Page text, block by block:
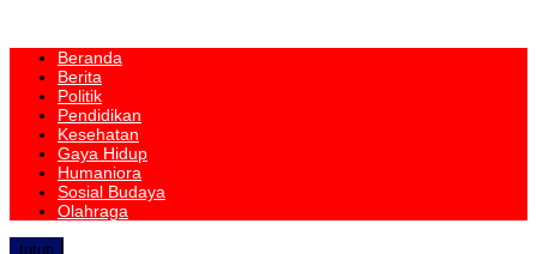
Beranda
Berita
Politik
Pendidikan
Kesehatan
Gaya Hidup
Humaniora
Sosial Budaya
Olahraga
tutup